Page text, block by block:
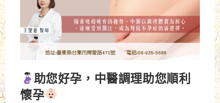
助您好孕，中醫調理助您順利
懷孕